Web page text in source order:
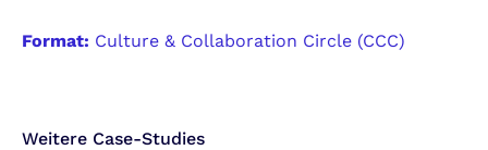
Format: Culture & Collaboration Circle (CCC)
Weitere Case-Studies